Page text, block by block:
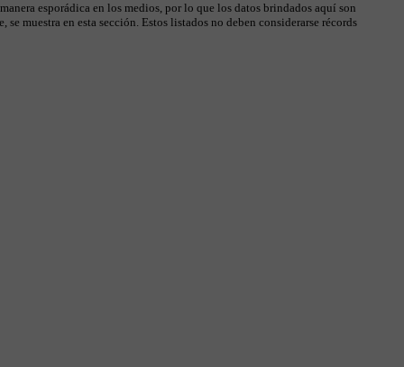
esporádica en los medios, por lo que los datos brindados aquí son
muestra en esta sección. Estos listados no deben considerarse récords